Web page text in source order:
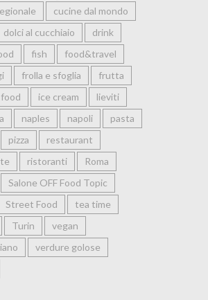
cucine dal mondo
dolci al cucchiaio
drink
fish
food&travel
frolla e sfoglia
frutta
ice cream
lieviti
naples napoli
pasta
pizza
restaurant
ristoranti
Roma
Salone OFF Food Topic
Street Food
tea time
Turin
vegan
verdure golose